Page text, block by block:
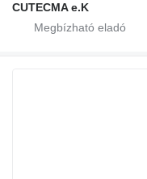
CUTECMA e.K